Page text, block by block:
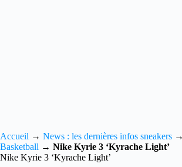
Accueil → News : les dernières infos sneakers →
Basketball → Nike Kyrie 3 ‘Kyrache Light’
Nike Kyrie 3 ‘Kyrache Light’